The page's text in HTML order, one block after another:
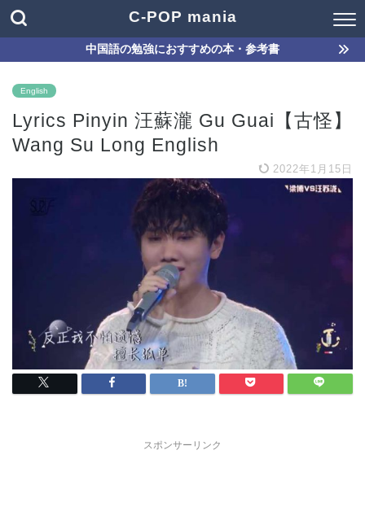
C-POP mania
中国語の勉強におすすめの本・参考書
English
Lyrics Pinyin 汪蘇瀧 Gu Guai【古怪】
Wang Su Long English
2022年1月15日
スポンサーリンク